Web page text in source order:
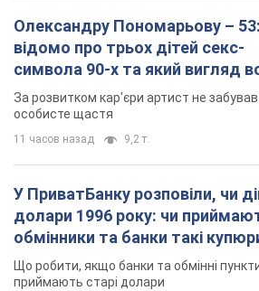
Олександру Пономарьову –
відомо про трьох дітей секс-
символа 90-х та який вигляд
мають
За розвитком кар'єри артист не
особисте щастя
11 часов назад 9,2 т.
У ПриватБанку розповіли, чи
долари 1996 року: чи
обмінники та банки такі
Що робити, якщо банки та обмінні
приймають старі долари